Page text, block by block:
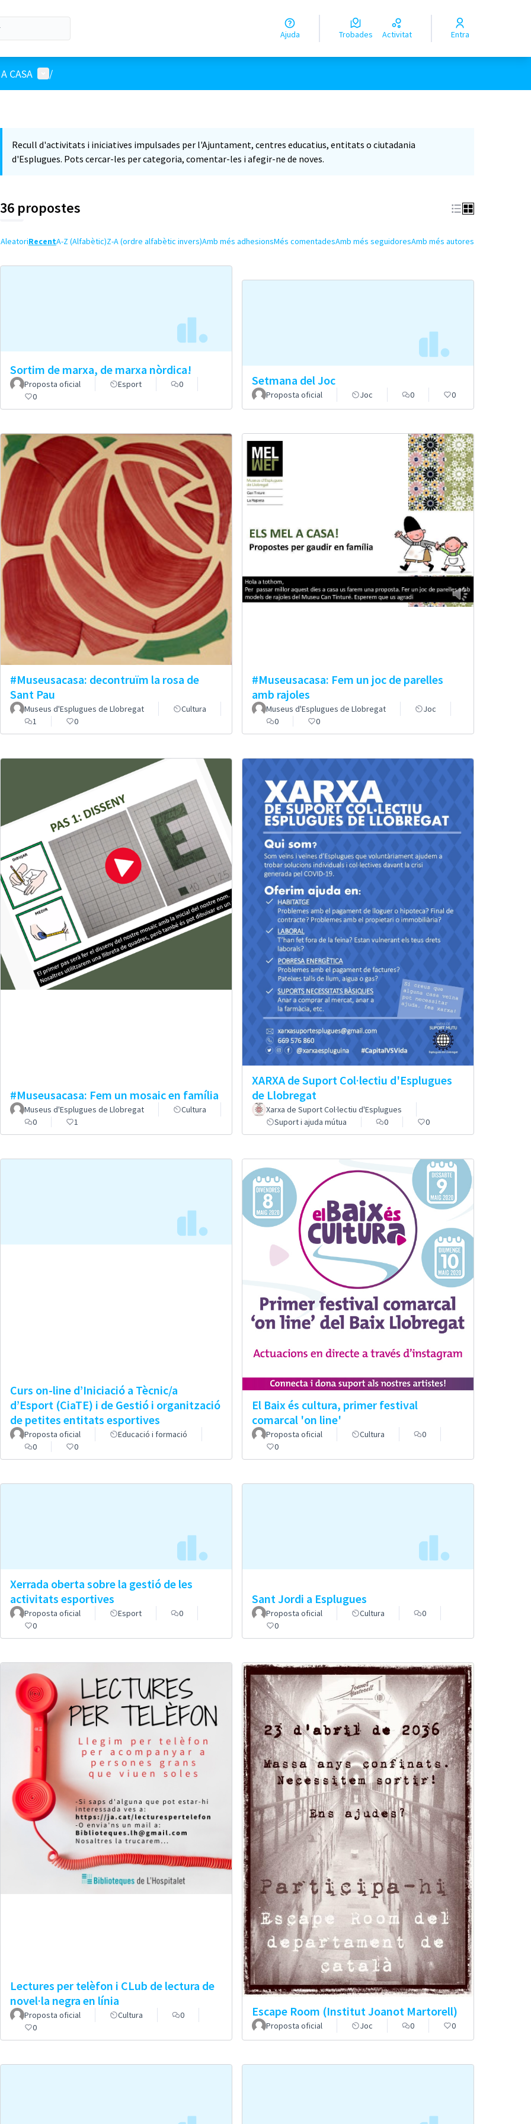
Ajuda Trobades Activitat Entra
CASA Menú d'usuari
/
Recull d'activitats i iniciatives impulsades per l'Ajuntament, centres educatius, entitats o ciutadania
d'Esplugues. Pots cercar-les per categoria, comentar-les i afegir-ne de noves.
36 propostes
AleatoriRecentA-Z (Alfabètic)Z-A (ordre alfabètic invers)Amb més adhesionsMés comentadesAmb més seguidoresAmb més autores
Sortim de marxa, de marxa nòrdica!
Proposta oficial Esport
0
0
Setmana del Joc
Proposta oficial Joc 0 0
#Museusacasa: decontruïm la rosa de
Sant Pau
Museus d'Esplugues de Llobregat
Cultura
1
0
#Museusacasa: Fem un joc de parelles
amb rajoles
Museus d'Esplugues de Llobregat
Joc
0
0
#Museusacasa: Fem un mosaic en família
Museus d'Esplugues de Llobregat
Cultura
0
1
XARXA de Suport Col·lectiu d'Esplugues
de Llobregat
Xarxa de Suport Col·lectiu d'Esplugues
Suport i ajuda mútua
0 0
Curs on-line d’Iniciació a Tècnic/a
d’Esport (CiaTE) i de Gestió i organització
de petites entitats esportives
Proposta oficial
Educació i formació
0
0
El Baix és cultura, primer festival
comarcal 'on line'
Proposta oficial Cultura
0
0
Xerrada oberta sobre la gestió de les
activitats esportives
Proposta oficial Esport
0
0
Sant Jordi a Esplugues
Proposta oficial Cultura
0
0
Lectures per telèfon i CLub de lectura de
novel·la negra en línia
Proposta oficial Cultura
0
0
Escape Room (Institut Joanot Martorell)
Proposta oficial Joc 0 0